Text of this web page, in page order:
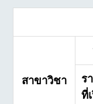
สาขาวิชา
ร
ที่